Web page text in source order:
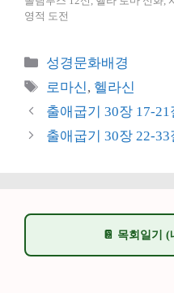
영적 도전
카
테
고
리
성경문화배경
태
그
로마신, 헬라신
출애굽기 30장 17-
출애굽기 30장 22-
📔 목회일기